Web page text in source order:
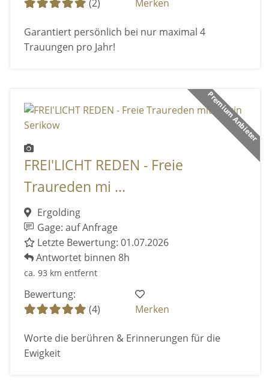
(2) Merken
Garantiert persönlich bei nur maximal 4
Trauungen pro Jahr!
Premium Anbieter
FREI'LICHT REDEN - Freie
Traureden mi ...
Ergolding
Gage: auf Anfrage
Letzte Bewertung: 01.07.2026
Antwortet binnen 8h
ca. 93 km entfernt
Bewertung:
(4)
Merken
Worte die berühren & Erinnerungen für die
Ewigkeit